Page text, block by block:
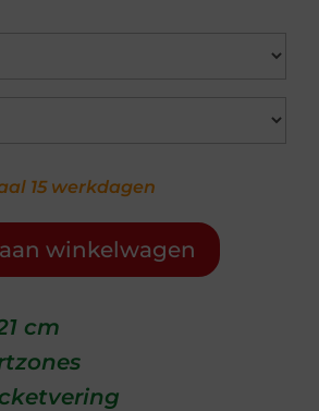
15 werkdagen
winkelwagen
cm